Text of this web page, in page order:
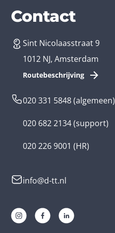
Diensten
App laten maken
Hybride app
AR en VR app
Branches
Bedrijfsapp
Community app
E-learning app ontwikkelaar
Contact
Sint Nicolaasstraat 9
1012 NJ, Amsterdam
Routebeschrijving
020 331 5848(algemeen)
020 682 2134(support)
020 226 9001 (HR)
info@d-tt.nl